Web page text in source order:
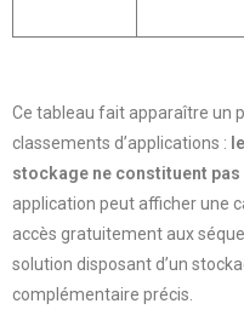
Ce tableau fait apparaître un
classements d’applications :
stockage ne constituent
application peut afficher une
accès gratuitement aux
solution disposant d’un
complémentaire précis.